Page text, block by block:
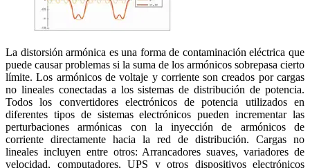
La distorsión armónica es una forma de contaminación eléctrica que
puede causar problemas si la suma de los armónicos sobrepasa cierto
límite. Los armónicos de voltaje y corriente son creados por cargas
no lineales conectadas a los sistemas de distribución de potencia.
Todos los convertidores electrónicos de potencia utilizados en
diferentes tipos de sistemas electrónicos pueden incrementar las
perturbaciones armónicas con la inyección de armónicos de
corriente directamente hacia la red de distribución. Cargas no
lineales incluyen entre otros: Arrancadores suaves, variadores de
velocidad, computadores, UPS y otros dispositivos electrónicos